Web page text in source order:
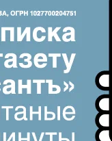
Реклама